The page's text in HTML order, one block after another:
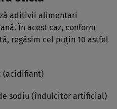
aditivii alimentari
În acest caz, conform
regăsim cel puțin 10 astfel
(acidifiant)
sodiu (îndulcitor artificial)